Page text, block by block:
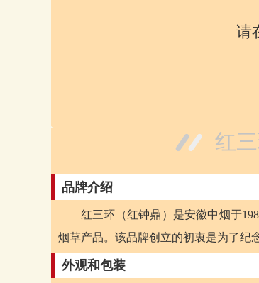
请
红
品牌介绍
红三环（红钟鼎）是安徽中烟于
烟草产品。该品牌创立的初衷是为了纪
外观和包装